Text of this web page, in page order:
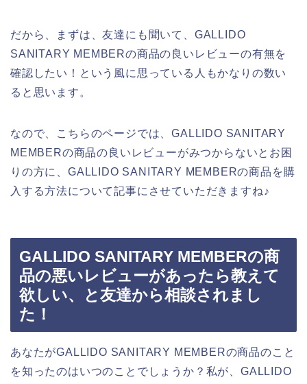
だから、まずは、友達にも聞いて、GALLIDO
SANITARY MEMBERの商品の良いレビューの有無を
確認したい！という風に思っている人もかなりの数い
ると思います。
なので、こちらのページでは、GALLIDO SANITARY
MEMBERの商品の良いレビューがみつからないとお困
りの方に、GALLIDO SANITARY MEMBERの商品を購
入する方法について記事にさせていただきますね♪
GALLIDO SANITARY MEMBERの商
品の悪いレビューがあったら教えて
欲しい、と友達から相談されまし
た！
あなたがGALLIDO SANITARY MEMBERの商品のこと
を知ったのはいつのことでしょうか？私が、GALLIDO